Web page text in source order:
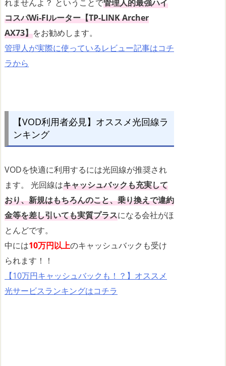
れませんよ？ ということで管理人的最強ハイ
コスパWi-FIルーター【TP-LINK Archer
AX73】をお勧めします。
管理人が実際に使っているレビュー記事はコチ
ラから
【VOD利用者必見】オススメ光回線ラ
ンキング
VODを快適に利用するには光回線が推奨され
ます。 光回線はキャッシュバックも充実して
おり、新規はもちろんのこと、乗り換えで違約
金等を差し引いても実質プラスになる会社がほ
とんどです。
中には10万円以上のキャッシュバックも受け
られます！！
【10万円キャッシュバックも！？】オススメ
光サービスランキングはコチラ